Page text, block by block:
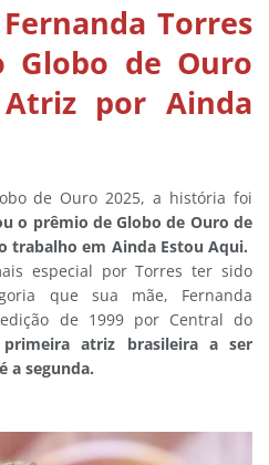
Torres
Globo de Ouro
por Ainda
de Ouro 2025, a história foi
o prêmio de Globo de Ouro de
trabalho em Ainda Estou Aqui.
especial por Torres ter sido
que sua mãe, Fernanda
de 1999 por Central do
atriz brasileira a ser
a segunda.